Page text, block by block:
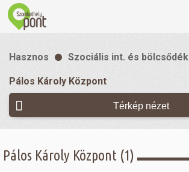
Programok
Látnivalók
Gasztronómia
Hasznos Szociális int. és bölcsődék
Pálos Károly Központ
Térkép nézet
Pálos Károly Központ (1)